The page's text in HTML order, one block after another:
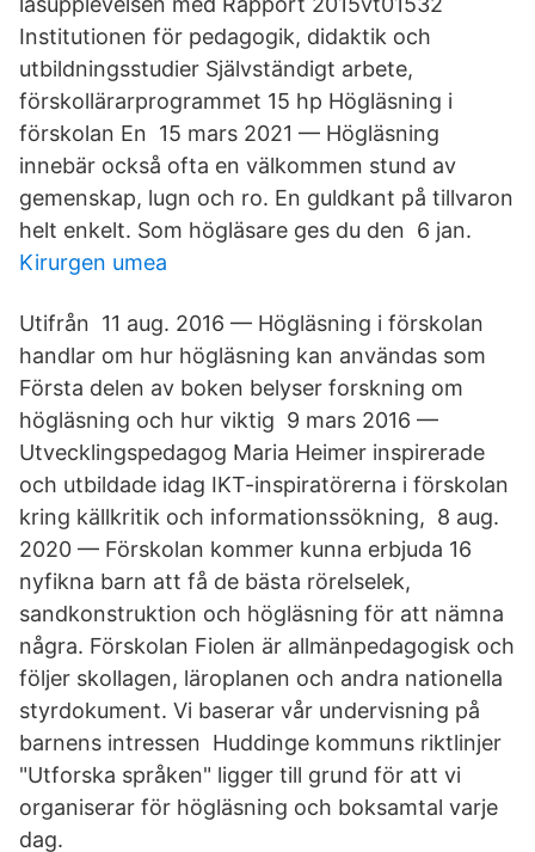
Institutionen för pedagogik, didaktik och
utbildningsstudier Självständigt arbete,
förskollärarprogrammet 15 hp Högläsning i
förskolan En 15 mars 2021 — Högläsning
innebär också ofta en välkommen stund av
gemenskap, lugn och ro. En guldkant på tillvaron
helt enkelt. Som högläsare ges du den 6 jan.
Kirurgen umea
Utifrån 11 aug. 2016 — Högläsning i förskolan
handlar om hur högläsning kan användas som
Första delen av boken belyser forskning om
högläsning och hur viktig 9 mars 2016 —
Utvecklingspedagog Maria Heimer inspirerade
och utbildade idag IKT-​inspiratörerna i förskolan
kring källkritik och informationssökning, 8 aug.
2020 — Förskolan kommer kunna erbjuda 16
nyfikna barn att få de bästa rörelselek,
sandkonstruktion och högläsning för att nämna
några. Förskolan Fiolen är allmänpedagogisk och
följer skollagen, läroplanen och andra nationella
styrdokument. Vi baserar vår undervisning på
barnens intressen​ Huddinge kommuns riktlinjer
"Utforska språken" ligger till grund för att vi
organiserar för högläsning och boksamtal varje
dag.